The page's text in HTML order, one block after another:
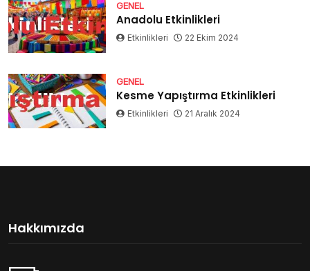
GENEL
Anadolu Etkinlikleri
Etkinlikleri 22 Ekim 2024
GENEL
Kesme Yapıştırma Etkinlikleri
Etkinlikleri 21 Aralık 2024
Hakkımızda